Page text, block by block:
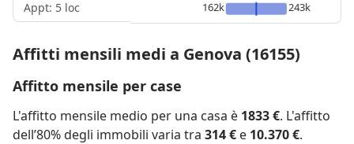
Appt: 5 loc
162k
243k
Affitti mensili medi a Genova (16155)
Affitto mensile per case
L'affitto mensile medio per una casa è 1833 €. L'affitto
dell’80% degli immobili varia tra 314 € e 10.370 €.